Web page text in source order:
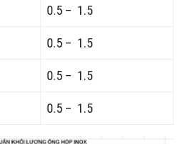
0.5 – 1.5
0.5 – 1.5
0.5 – 1.5
0.5 – 1.5